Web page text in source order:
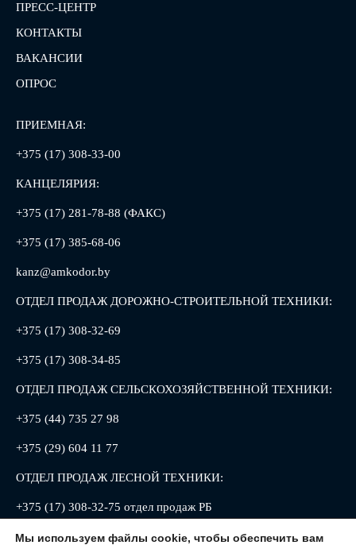
ПРЕСС-ЦЕНТР
КОНТАКТЫ
ВАКАНСИИ
ОПРОС
ПРИЕМНАЯ:
+375 (17) 308-33-00
КАНЦЕЛЯРИЯ:
+375 (17) 281-78-88 (ФАКС)
+375 (17) 385-68-06
kanz@amkodor.by
ОТДЕЛ ПРОДАЖ ДОРОЖНО-СТРОИТЕЛЬНОЙ ТЕХНИКИ:
+375 (17) 308-32-69
+375 (17) 308-34-85
ОТДЕЛ ПРОДАЖ СЕЛЬСКОХОЗЯЙСТВЕННОЙ ТЕХНИКИ:
+375 (44) 735 27 98
+375 (29) 604 11 77
ОТДЕЛ ПРОДАЖ ЛЕСНОЙ ТЕХНИКИ:
+375 (17) 308-32-75 отдел продаж РБ
+375 (17) 308-32-88 отдел продаж РФ
Мы используем файлы cookie, чтобы обеспечить вам